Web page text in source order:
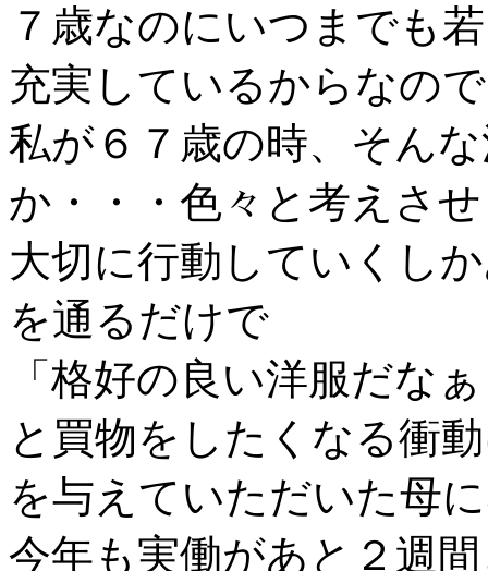
７歳なのにいつまでも
充実しているからなの
私が６７歳の時、そん
か・・・色々と考えさ
大切に行動していくし
を通るだけで
「格好の良い洋服だな
と買物をしたくなる衝
を与えていただいた母
今年も実働があと２週